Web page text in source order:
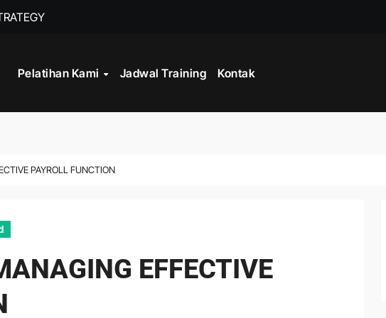
Pelatihan Kami Jadwal Training Kontak
PAYROLL FUNCTION
EFFECTIVE